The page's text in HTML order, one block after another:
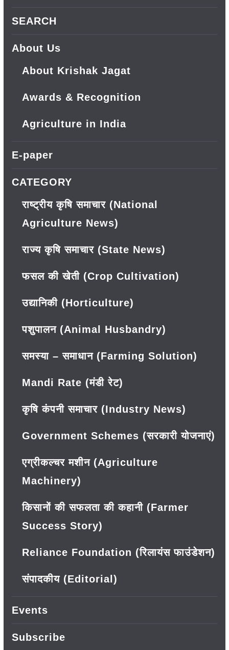
SEARCH
About Us
About Krishak Jagat
Awards & Recognition
Agriculture in India
E-paper
CATEGORY
राष्ट्रीय कृषि समाचार (National
Agriculture News)
राज्य कृषि समाचार (State News)
फसल की खेती (Crop Cultivation)
उद्यानिकी (Horticulture)
पशुपालन (Animal Husbandry)
समस्या – समाधान (Farming Solution)
Mandi Rate (मंडी रेट)
कृषि कंपनी समाचार (Industry News)
Government Schemes (सरकारी योजनाएं)
एग्रीकल्चर मशीन (Agriculture
Machinery)
किसानों की सफलता की कहानी (Farmer
Success Story)
Reliance Foundation (रिलायंस फाउंडेशन)
संपादकीय (Editorial)
Events
Subscribe